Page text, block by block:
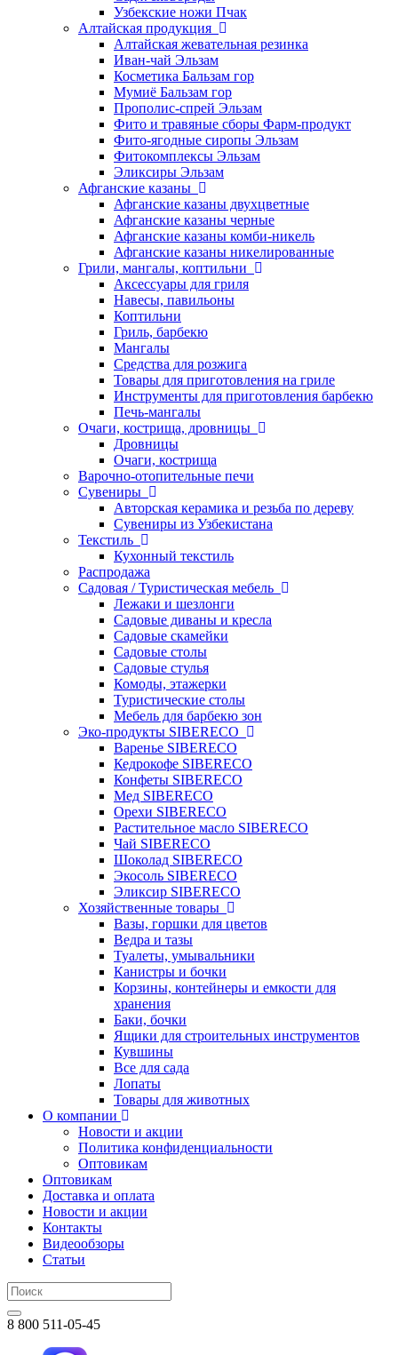
Узбекские ножи Пчак
Алтайская продукция
Алтайская жевательная резинка
Иван-чай Эльзам
Косметика Бальзам гор
Мумиё Бальзам гор
Прополис-спрей Эльзам
Фито и травяные сборы Фарм-продукт
Фито-ягодные сиропы Эльзам
Фитокомплексы Эльзам
Эликсиры Эльзам
Афганские казаны
Афганские казаны двухцветные
Афганские казаны черные
Афганские казаны комби-никель
Афганские казаны никелированные
Грили, мангалы, коптильни
Аксессуары для гриля
Навесы, павильоны
Коптильни
Гриль, барбекю
Мангалы
Средства для розжига
Товары для приготовления на гриле
Инструменты для приготовления барбекю
Печь-мангалы
Очаги, кострища, дровницы
Дровницы
Очаги, кострища
Варочно-отопительные печи
Сувениры
Авторская керамика и резьба по дереву
Сувениры из Узбекистана
Текстиль
Кухонный текстиль
Распродажа
Садовая / Туристическая мебель
Лежаки и шезлонги
Садовые диваны и кресла
Садовые скамейки
Садовые столы
Садовые стулья
Комоды, этажерки
Туристические столы
Мебель для барбекю зон
Эко-продукты SIBERECO
Варенье SIBERECO
Кедрокофе SIBERECO
Конфеты SIBERECO
Мед SIBERECO
Орехи SIBERECO
Растительное масло SIBERECO
Чай SIBERECO
Шоколад SIBERECO
Экосоль SIBERECO
Эликсир SIBERECO
Хозяйственные товары
Вазы, горшки для цветов
Ведра и тазы
Туалеты, умывальники
Канистры и бочки
Корзины, контейнеры и емкости для
хранения
Баки, бочки
Ящики для строительных инструментов
Кувшины
Все для сада
Лопаты
Товары для животных
О компании
Новости и акции
Политика конфиденциальности
Оптовикам
Оптовикам
Доставка и оплата
Новости и акции
Контакты
Видеообзоры
Статьи
8 800 511-05-45